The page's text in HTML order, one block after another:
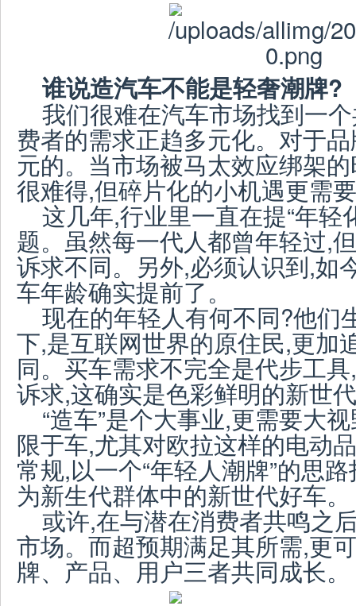
谁说造汽车不能是轻奢潮牌?
我们很难在汽车市场找到一
费者的需求正趋多元化。对于
元的。当市场被马太效应绑架
很难得,但碎片化的小机遇更需
这几年,行业里一直在提“年轻
题。虽然每一代人都曾年轻过,
诉求不同。另外,必须认识到,如
车年龄确实提前了。
现在的年轻人有何不同?他们
下,是互联网世界的原住民,更加
同。买车需求不完全是代步工
诉求,这确实是色彩鲜明的新世
“造车”是个大事业,更需要大
限于车,尤其对欧拉这样的电动
常规,以一个“年轻人潮牌”的思
为新生代群体中的新世代好车。
或许,在与潜在消费者共鸣之
市场。而超预期满足其所需,更
牌、产品、用户三者共同成长。